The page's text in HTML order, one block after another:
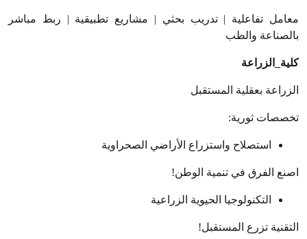
معامل تفاعلية | تدريب بحثي | مشاريع تطبيقية | ربط مباشر
بالصناعة والطب
كلية_الزراعة
الزراعة بعقلية المستقبل
تخصصات ثورية:
استصلاح واستزراع الأراضي الصحراوية
اصنع الفرق في تنمية الوطن!
التكنولوجيا الحيوية الزراعية
التقنية تزرع المستقبل!